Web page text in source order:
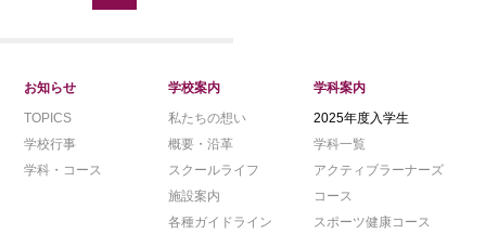
お知らせ
TOPICS
学校行事
学科・コース
学校案内
私たちの想い
概要・沿革
スクールライフ
施設案内
各種ガイドライン
学科案内
2025年度入学生
学科一覧
アクティブラーナーズ
コース
スポーツ健康コース